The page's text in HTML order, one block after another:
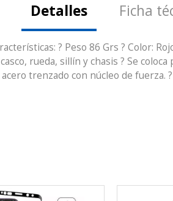
Detalles Ficha
? Peso 86 Grs ? Color:
rueda, sillín y chasis ? Se
trenzado con núcleo de fuerza.